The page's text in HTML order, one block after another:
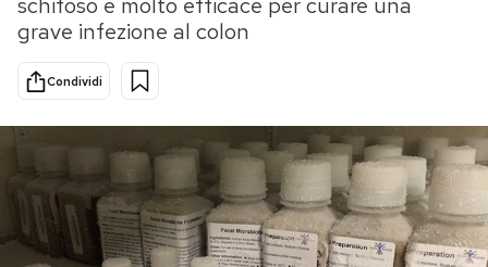
Tecnologia
Scienza
Economia
Sport
Altrecose
Mondiali calcio 2026
schifoso e molto efficace per curare una
grave infezione al colon
Condividi